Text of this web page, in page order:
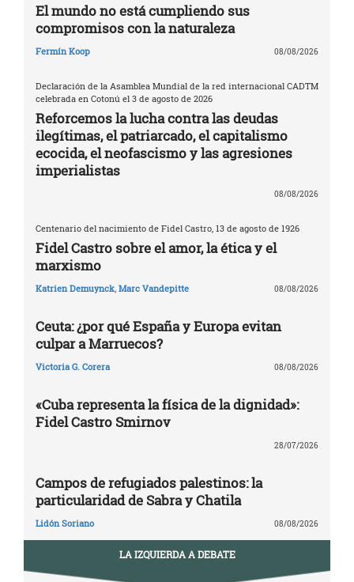
El mundo no está cumpliendo sus
compromisos con la naturaleza
Fermín Koop 08/08/2026
Declaración de la Asamblea Mundial de la red internacional CADTM
celebrada en Cotonú el 3 de agosto de 2026
Reforcemos la lucha contra las deudas
ilegítimas, el patriarcado, el capitalismo
ecocida, el neofascismo y las agresiones
imperialistas
08/08/2026
Centenario del nacimiento de Fidel Castro, 13 de agosto de 1926
Fidel Castro sobre el amor, la ética y el
marxismo
Katrien Demuynck, Marc Vandepitte 08/08/2026
Ceuta: ¿por qué España y Europa evitan
culpar a Marruecos?
Victoria G. Corera 08/08/2026
«Cuba representa la física de la dignidad»:
Fidel Castro Smirnov
28/07/2026
Campos de refugiados palestinos: la
particularidad de Sabra y Chatila
Lidón Soriano 08/08/2026
LA IZQUIERDA A DEBATE